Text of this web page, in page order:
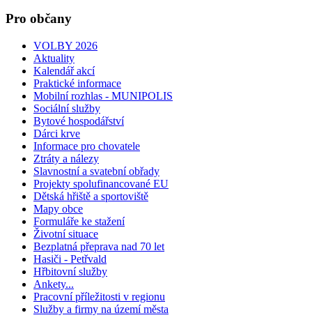
Pro občany
VOLBY 2026
Aktuality
Kalendář akcí
Praktické informace
Mobilní rozhlas - MUNIPOLIS
Sociální služby
Bytové hospodářství
Dárci krve
Informace pro chovatele
Ztráty a nálezy
Slavnostní a svatební obřady
Projekty spolufinancované EU
Dětská hřiště a sportoviště
Mapy obce
Formuláře ke stažení
Životní situace
Bezplatná přeprava nad 70 let
Hasiči - Petřvald
Hřbitovní služby
Ankety...
Pracovní příležitosti v regionu
Služby a firmy na území města